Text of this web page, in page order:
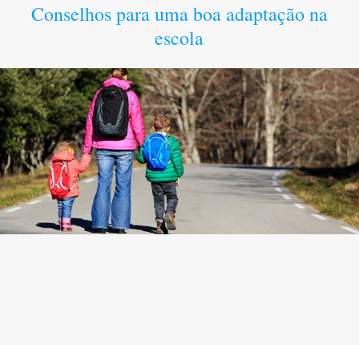
Conselhos para uma boa adaptação na
escola